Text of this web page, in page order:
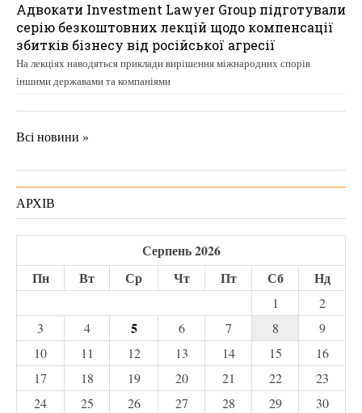
Адвокати Investment Lawyer Group підготували
серію безкоштовних лекцій щодо компенсації
збитків бізнесу від російської агресії
На лекціях наводяться приклади вирішення міжнародних спорів
іншими державами та компаніями
Всі новини »
АРХІВ
Серпень 2026
Пн
Вт Ср Чт Пт Сб Нд
1
2
3
4 5 6 7 8
9
10
11 12 13 14 15
16
17
18 19 20 21 22
23
24
25 26 27 28 29
30